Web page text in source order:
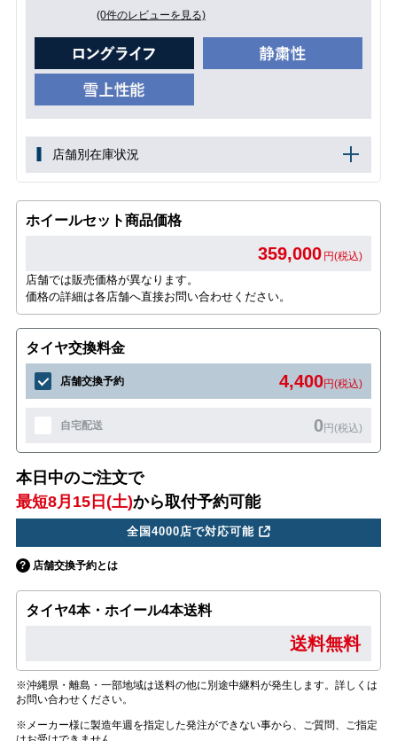
(0件のレビューを見る)
店舗別在庫状況
ホイールセット商品価格
359,000 円(税込)
店舗では販売価格が異なります。
価格の詳細は各店舗へ直接お問い合わせください。
タイヤ交換料金
店舗交換予約 4,400円(税込)
自宅配送 0円(税込)
本日中のご注文で
最短8月15日(土)から取付予約可能
全国4000店で対応可能
店舗交換予約とは
タイヤ4本・ホイール4本送料
送料無料
※沖縄県・離島・一部地域は送料の他に別途中継料が発生します。詳しくは
お問い合わせください。
※メーカー様に製造年週を指定した発注ができない事から、ご質問、ご指定